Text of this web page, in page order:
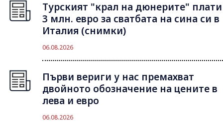
Турският "крал на дюнерите" плати
3 млн. евро за сватбата на сина си в
Италия (снимки)
06.08.2026
Първи вериги у нас премахват
двойното обозначение на цените в
лева и евро
06.08.2026